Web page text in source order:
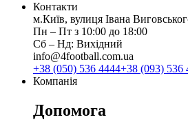
Контакти
м.Київ, вулиця Івана
Пн ‒ Пт з 10:00 до 18:00
Сб ‒ Нд: Вихідний
info@4football.com.ua
+38 (050) 536 4444+38 (093) 536
Компанія
Допомога